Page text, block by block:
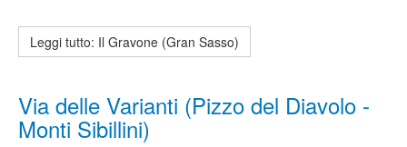
Leggi tutto: Il Gravone (Gran Sasso)
Via delle Varianti (Pizzo del Diavolo -
Monti Sibillini)